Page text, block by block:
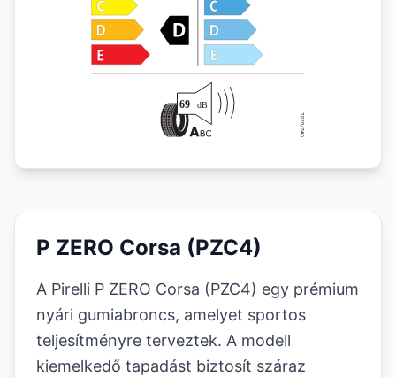
P ZERO Corsa (PZC4)
A Pirelli P ZERO Corsa (PZC4) egy prémium
nyári gumiabroncs, amelyet sportos
teljesítményre terveztek. A modell
kiemelkedő tapadást biztosít száraz